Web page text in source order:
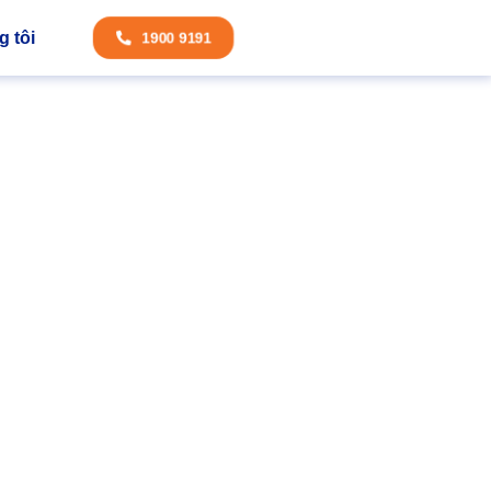
tôi 1900 9191